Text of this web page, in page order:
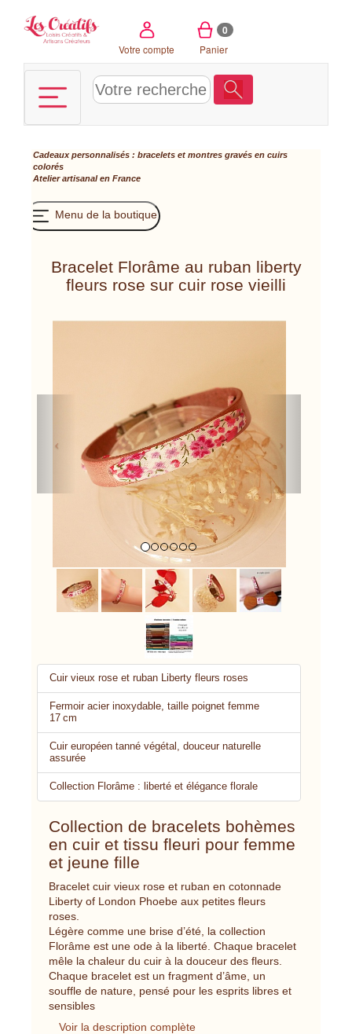
Votre compte
0
Panier
Cadeaux personnalisés : bracelets et montres gravés en cuirs
colorés
Atelier artisanal en France
Menu de la boutique
Bracelet Florâme au ruban liberty
fleurs rose sur cuir rose vieilli
Cuir vieux rose et ruban Liberty fleurs roses
Fermoir acier inoxydable, taille poignet femme
17 cm
Cuir européen tanné végétal, douceur naturelle
assurée
Collection Florâme : liberté et élégance florale
Collection de bracelets bohèmes
en cuir et tissu fleuri pour femme
et jeune fille
Bracelet cuir vieux rose et ruban en cotonnade
Liberty of London Phoebe aux petites fleurs
roses.
Légère comme une brise d’été, la collection
Florâme est une ode à la liberté. Chaque bracelet
mêle la chaleur du cuir à la douceur des fleurs.
Chaque bracelet est un fragment d’âme, un
souffle de nature, pensé pour les esprits libres et
sensibles
Voir la description complète